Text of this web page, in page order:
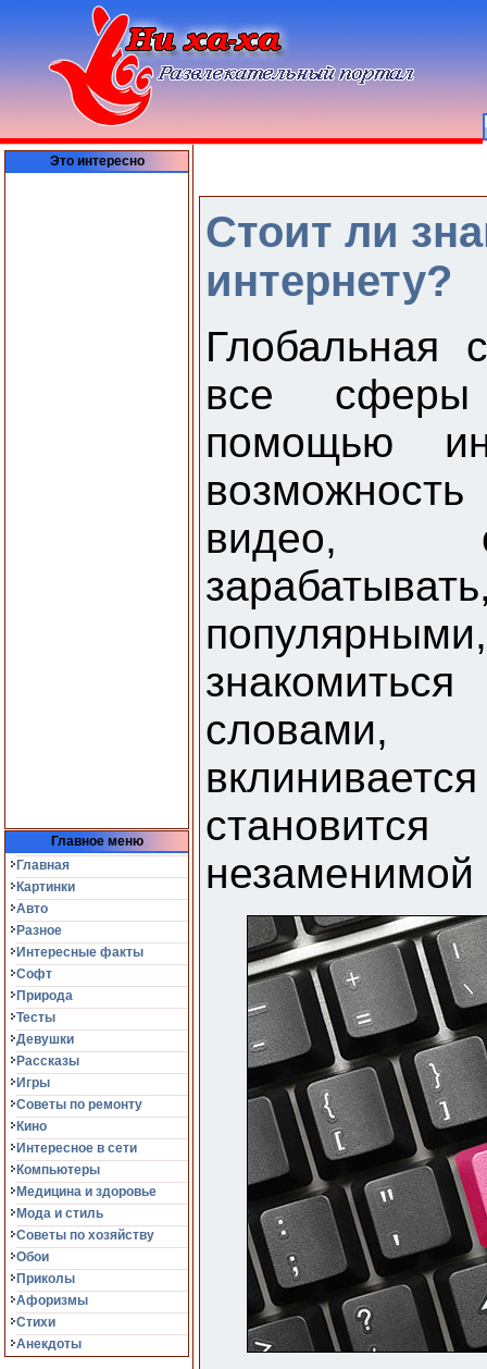
Это интересно
Главное меню
Главная
Картинки
Авто
Разное
Интересные факты
Софт
Природа
Тесты
Девушки
Рассказы
Игры
Советы по ремонту
Кино
Интересное в сети
Компьютеры
Медицина и здоровье
Мода и стиль
Советы по хозяйству
Обои
Приколы
Афоризмы
Стихи
Анекдоты
Стоит ли
интернету?
Глобальная
все
помощью
видео,
словами,